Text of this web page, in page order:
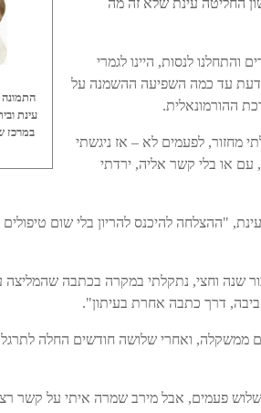
התמונה
עינת
במרכז
הראשון החליטה עינת שלא זה מה
והתחלנו לנסות, היינו לגמרי
את הגלולות, העלתה עינת כ-10 ק"ג. היא לא יודעת עד כמה השפיעה ההשמנה על
ההורמונאלית.
מחזור, לפעמים לא – אז ניגשתי
עם או בלי קשר אליה, ירדתי
"ההצלחה להיכנס להריון בלי שום
שנה וחצי, נתקלתי במקרה בכתבה שהמליצה
דרך כתבה אחרת בעיתון".
ממשקלה, ואחרי שלושה חודשים החלה
פעמים, אבל מירב שמרה איתי על קשר